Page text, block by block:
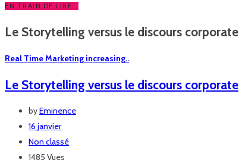
EN TRAIN DE LIRE...
Le Storytelling versus le discours corporate
Real Time Marketing increasing..
Le Storytelling versus le discours corporate
byEminence
16 janvier
Non classé
1485 Vues